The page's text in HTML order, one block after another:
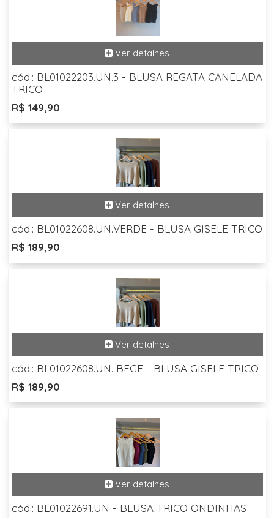
cód.: BL01022203.UN.3 - BLUSA REGATA CANELADA
TRICO
R$ 149,90
cód.: BL01022608.UN.VERDE - BLUSA GISELE TRICO
R$ 189,90
cód.: BL01022608.UN. BEGE - BLUSA GISELE TRICO
R$ 189,90
cód.: BL01022691.UN - BLUSA TRICO ONDINHAS